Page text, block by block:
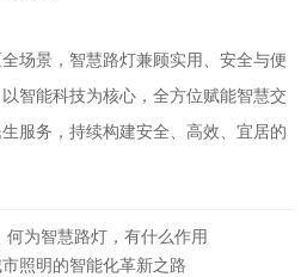
场景，智慧路灯兼顾实用、安全与便
智能科技为核心，全方位赋能智慧交
服务，持续构建安全、高效、宜居的
何为智慧路灯，有什么作用
照明的智能化革新之路